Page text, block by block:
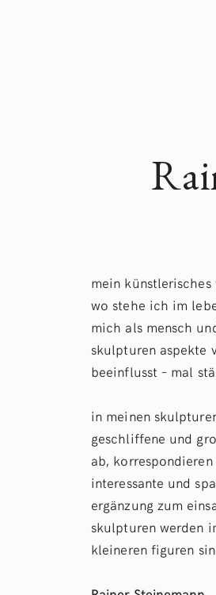
mein
wo stehe ich im
mich als mensch
skulpturen aspekte
beeinflusst – mal
in meinen
geschliffene und
ab,
interessante und
ergänzung zum
skulpturen werden
kleineren figuren